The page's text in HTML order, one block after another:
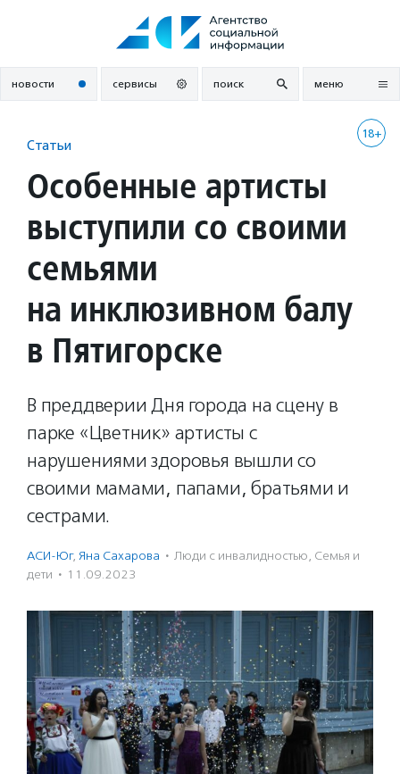
новости сервисы поиск меню
18+
Статьи
Особенные артисты
выступили со своими
семьями
на инклюзивном балу
в Пятигорске
В преддверии Дня города на сцену в
парке «Цветник» артисты с
нарушениями здоровья вышли со
своими мамами, папами, братьями и
сестрами.
АСИ-Юг, Яна Сахарова · Люди с инвалидностью, Семья и
дети · 11.09.2023